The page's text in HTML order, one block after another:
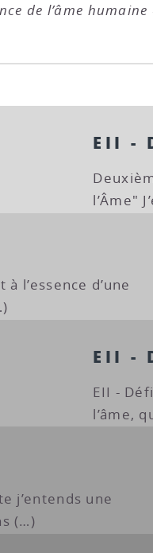
de l’âme
EII -
l’Âme"
l’essence d’une
EII -
EII -
l’âme,
j’entends une
(…)